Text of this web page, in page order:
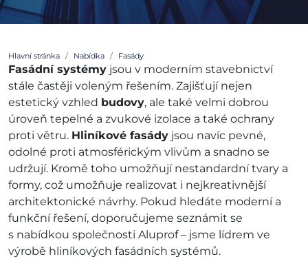
Hlavní stránka Nabídka Fasády
Fasádní systémy jsou v moderním stavebnictví
stále častěji voleným řešením. Zajišťují nejen
estetický vzhled budovy, ale také velmi dobrou
úroveň tepelné a zvukové izolace a také ochrany
proti větru. Hliníkové fasády jsou navíc pevné,
odolné proti atmosférickým vlivům a snadno se
udržují. Kromě toho umožňují nestandardní tvary a
formy, což umožňuje realizovat i nejkreativnější
architektonické návrhy. Pokud hledáte moderní a
funkční řešení, doporučujeme seznámit se
s nabídkou společnosti Aluprof – jsme lídrem ve
výrobě hliníkových fasádních systémů.